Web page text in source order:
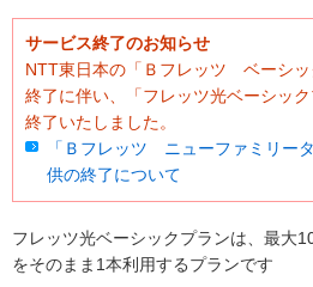
サービス終了のお知らせ
NTT東日本の「Ｂフレッツ ベーシ
終了に伴い、「フレッツ光ベーシッ
終了いたしました。
「Ｂフレッツ ニューファミリー
供の終了について
フレッツ光ベーシックプランは、最大
をそのまま1本利用するプランです